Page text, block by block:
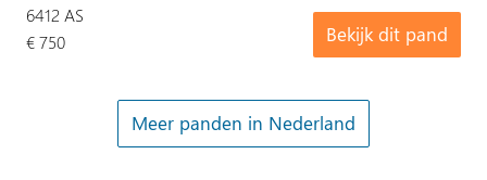
Bekijk dit pand
6412 AS
€ 750
Meer panden in Nederland